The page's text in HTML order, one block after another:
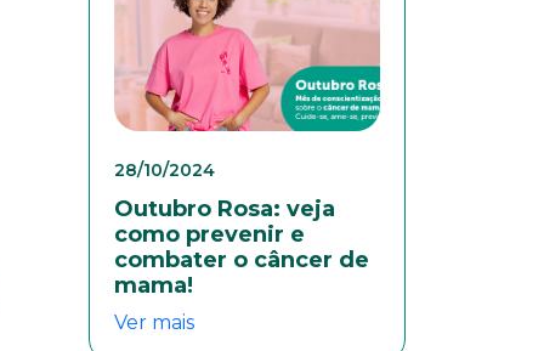
28/10/2024
Outubro Rosa: veja
como prevenir e
combater o câncer de
mama!
Ver mais